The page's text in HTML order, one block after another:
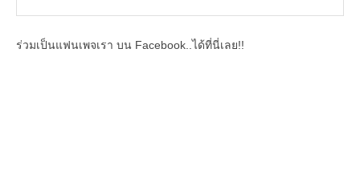
ร่วมเป็นแฟนเพจเรา บน Facebook..ได้ที่นี่เลย!!